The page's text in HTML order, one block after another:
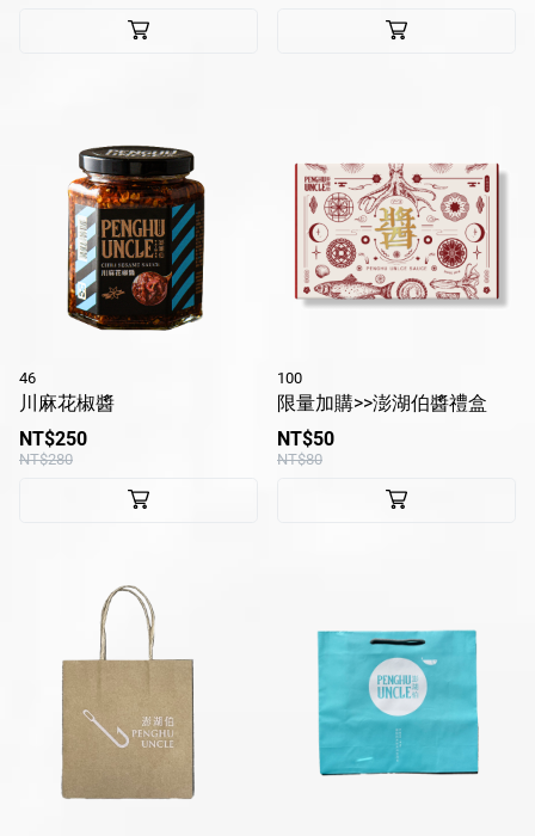
46
川麻花椒醬
NT$250
NT$280
100
限量加購>>澎湖伯醬禮盒
NT$50
NT$80